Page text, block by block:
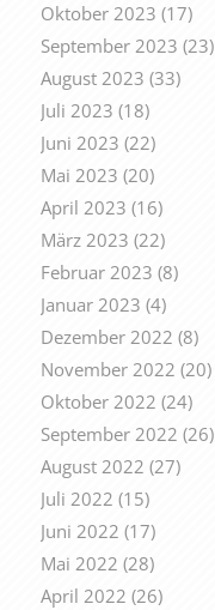
Oktober 2023 (17)
September 2023 (23)
August 2023 (33)
Juli 2023 (18)
Juni 2023 (22)
Mai 2023 (20)
April 2023 (16)
März 2023 (22)
Februar 2023 (8)
Januar 2023 (4)
Dezember 2022 (8)
November 2022 (20)
Oktober 2022 (24)
September 2022 (26)
August 2022 (27)
Juli 2022 (15)
Juni 2022 (17)
Mai 2022 (28)
April 2022 (26)